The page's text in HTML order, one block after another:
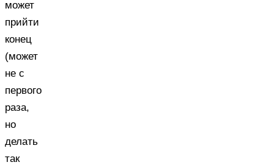
может
прийти
конец
(может
не с
первого
раза,
но
делать
так